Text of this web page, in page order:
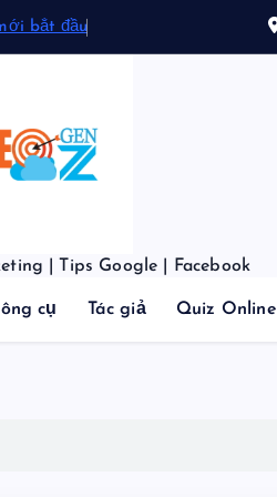
bắt đầu
| Tips Google | Facebook
cụ Tác giả Quiz Online